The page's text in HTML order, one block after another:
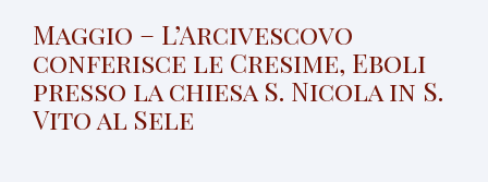
Maggio – L’Arcivescovo
conferisce le Cresime, Eboli
presso la chiesa S. Nicola in S.
Vito al Sele